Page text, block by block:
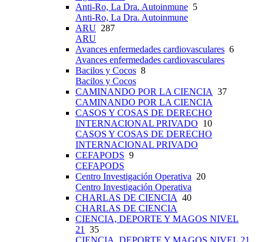
Anti-Ro, La Dra. Autoinmune 5
Anti-Ro, La Dra. Autoinmune
ARU 287
ARU
Avances enfermedades cardiovasculares 6
Avances enfermedades cardiovasculares
Bacilos y Cocos 8
Bacilos y Cocos
CAMINANDO POR LA CIENCIA 37
CAMINANDO POR LA CIENCIA
CASOS Y COSAS DE DERECHO
INTERNACIONAL PRIVADO 10
CASOS Y COSAS DE DERECHO
INTERNACIONAL PRIVADO
CEFAPODS 9
CEFAPODS
Centro Investigación Operativa 20
Centro Investigación Operativa
CHARLAS DE CIENCIA 40
CHARLAS DE CIENCIA
CIENCIA, DEPORTE Y MAGOS NIVEL
21
35